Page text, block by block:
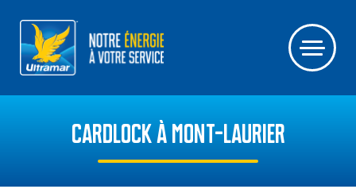
CARDLOCK À MONT-LAURIER